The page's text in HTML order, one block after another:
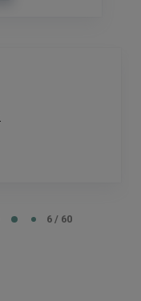
6 / 60